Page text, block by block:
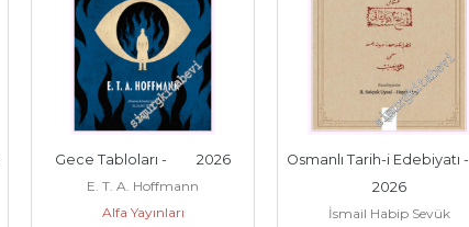
Gece Tabloları -         2026
E. T. A. Hoffmann
Alfa Yayınları
Osmanlı Tarih-i Edebiyatı -
2026
İsmail Habip Sevük